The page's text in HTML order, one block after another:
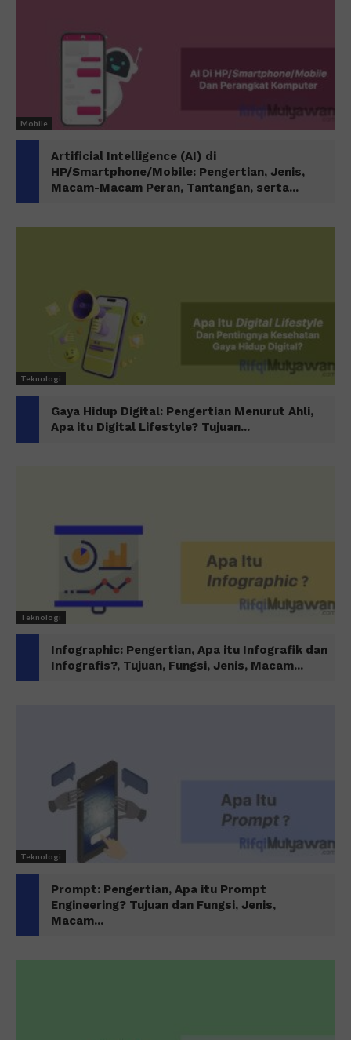
Mobile
Artificial Intelligence (AI) di
HP/Smartphone/Mobile: Pengertian, Jenis,
Macam-Macam Peran, Tantangan, serta...
Teknologi
Gaya Hidup Digital: Pengertian Menurut Ahli,
Apa itu Digital Lifestyle? Tujuan...
Teknologi
Infographic: Pengertian, Apa itu Infografik dan
Infografis?, Tujuan, Fungsi, Jenis, Macam...
Teknologi
Prompt: Pengertian, Apa itu Prompt
Engineering? Tujuan dan Fungsi, Jenis,
Macam...